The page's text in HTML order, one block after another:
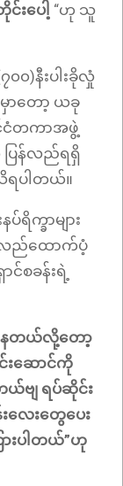
ပေါ့ “ဟု သူ
၀)နီးပါးခိုလှုံ
မှာတော့ ယခု
ငံတကာအဖွဲ့
ြန်လည်ရရှိ
ပါတယ်။
ရိက္ခာများ
ည်ထောက်ပံ့
င်စခန်းရဲ့
တယ်လို့တော့
းဆောင်ကို
ဗျ ရပ်ဆိုင်း
လေးတွေပေး
ားပါတယ်”ဟု